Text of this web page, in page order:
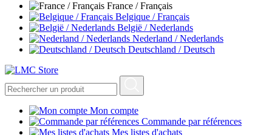
France / Français
Belgique / Français
België / Nederlands
Nederland / Nederlands
Deutschland / Deutsch
Mon compte
Commande par références
Mes listes d'achats